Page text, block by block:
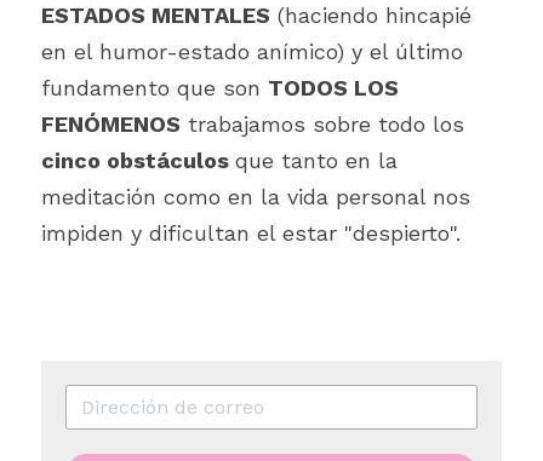
ESTADOS MENTALES (haciendo hincapié
en el humor-estado anímico) y el último
fundamento que son TODOS LOS
FENÓMENOS
cinco obstáculos que tanto en la
meditación como en la vida personal nos
impiden y dificultan el estar "despierto".